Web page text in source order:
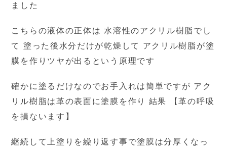
ました
こちらの液体の正体は 水溶性のアクリル樹脂でし
て 塗った後水分だけが乾燥して アクリル樹脂が塗
膜を作りツヤが出るという原理です
確かに塗るだけなのでお手入れは簡単ですが アク
リル樹脂は革の表面に塗膜を作り 結果 【革の呼吸
を損ないます】
継続して上塗りを繰り返す事で塗膜は分厚くなっ